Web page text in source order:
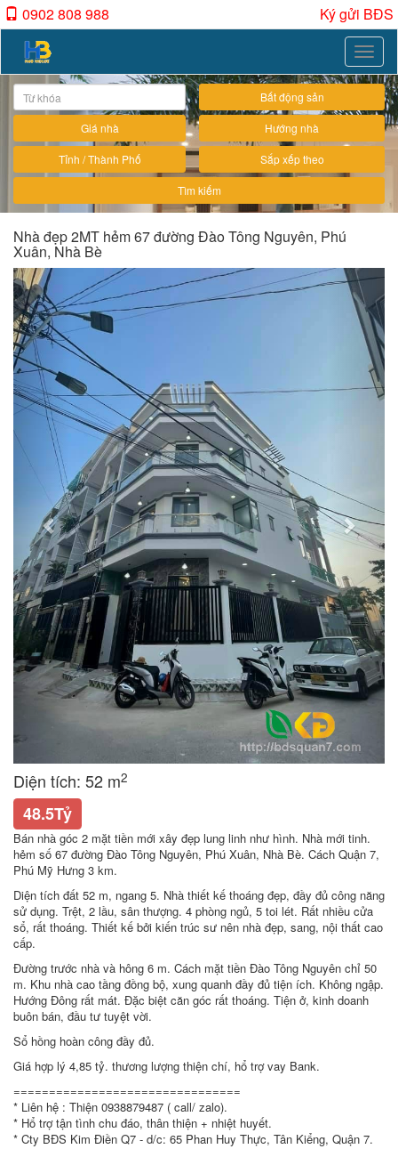
0902 808 988 Ký gửi BĐS
Toggle
Bất động sản
Giá nhà Hướng nhà
Tỉnh / Thành Phố Sắp xếp theo
Tìm kiếm
Nhà đẹp 2MT hẻm 67 đường Đào Tông Nguyên, Phú
Xuân, Nhà Bè
Previous Next
Diện tích: 52 m2
48.5Tỷ
Bán nhà góc 2 mặt tiền mới xây đẹp lung linh như hình. Nhà mới tinh.
hẻm số 67 đường Đào Tông Nguyên, Phú Xuân, Nhà Bè. Cách Quận 7,
Phú Mỹ Hưng 3 km.
Diện tích đất 52 m, ngang 5. Nhà thiết kế thoáng đẹp, đầy đủ công năng
sử dụng. Trệt, 2 lầu, sân thượng. 4 phòng ngủ, 5 toi lét. Rất nhiều cửa
sổ, rất thoáng. Thiết kế bởi kiến trúc sư nên nhà đẹp, sang, nội thất cao
cấp.
Đường trước nhà và hông 6 m. Cách mặt tiền Đào Tông Nguyên chỉ 50
m. Khu nhà cao tầng đồng bộ, xung quanh đầy đủ tiện ích. Không ngập.
Hướng Đông rất mát. Đặc biệt căn góc rất thoáng. Tiện ở, kinh doanh
buôn bán, đầu tư tuyệt vời.
Sổ hồng hoàn công đầy đủ.
Giá hợp lý 4,85 tỷ. thương lượng thiện chí, hổ trợ vay Bank.
================================
* Liên hệ : Thiện 0938879487 ( call/ zalo).
* Hổ trợ tận tình chu đáo, thân thiện + nhiệt huyết.
* Cty BĐS Kim Điền Q7 - d/c: 65 Phan Huy Thực, Tân Kiểng, Quận 7.